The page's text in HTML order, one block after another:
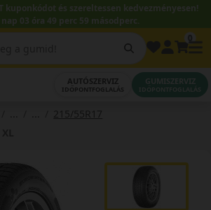
kuponkódot és szereltessen kedvezményesen!
03 óra 49 perc 59 másodperc.
AUTÓSZERVIZ
IDŐPONTFOGLALÁS
GUMISZERVIZ
IDŐPONTFOGLALÁS
215/55R17